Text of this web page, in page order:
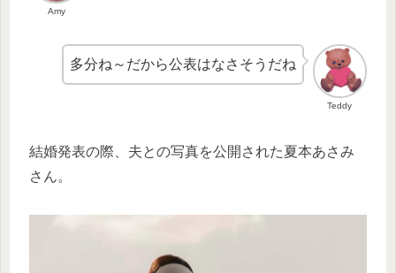
Amy
Teddy
多分ね～だから公表はなさそうだね
結婚発表の際、夫との写真を公開された夏本あさみ
さん。